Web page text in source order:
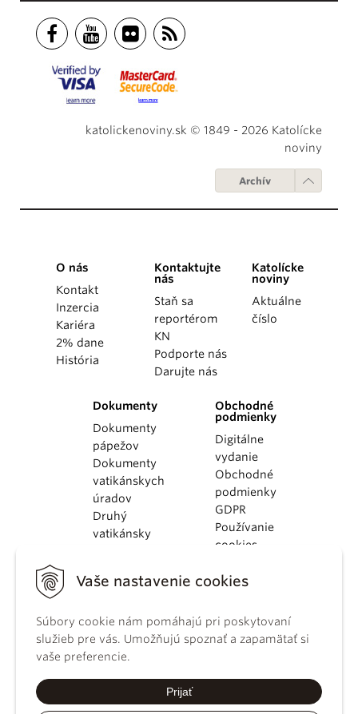
Vaše nastavenie cookies
Súbory cookie nám pomáhajú pri poskytovaní
služieb pre vás. Umožňujú spoznať a zapamätať si
vaše preferencie.
Prijať
katolickenoviny.sk © 1849 - 2026 Katolícke
noviny
Archív
O nás
Kontakt
Inzercia
Kariéra
2% dane
História
Kontaktujte
nás
Staň sa
reportérom
KN
Podporte nás
Darujte nás
Katolícke
noviny
Aktuálne
číslo
Dokumenty
Dokumenty
pápežov
Dokumenty
vatikánskych
úradov
Druhý
vatikánsky
KBS
kánonického
práva
Katechizmus
Obchodné
podmienky
Digitálne
vydanie
Obchodné
podmienky
GDPR
Používanie
cookies